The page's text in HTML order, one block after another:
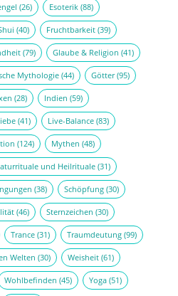
(26) Esoterik(88)
(40) Fruchtbarkeit(39)
(79) Glaube & Religion (41)
Mythologie(44) Götter(95)
(28) Indien (59)
(41) Live-Balance(83)
(124) Mythen (48)
und Heilrituale(31)
(38) Schöpfung(30)
(46) Sternzeichen (30)
Trance(31) Traumdeutung(99)
Welten (30) Weisheit(61)
Wohlbefinden (45) Yoga(51)